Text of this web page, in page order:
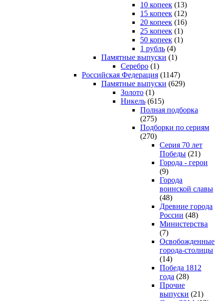
10 копеек (13)
15 копеек (12)
20 копеек (16)
25 копеек (1)
50 копеек (1)
1 рубль (4)
Памятные выпуски (1)
Серебро (1)
Российская Федерация (1147)
Памятные выпуски (629)
Золото (1)
Никель (615)
Полная подборка
(275)
Подборки по сериям
(270)
Серия 70 лет
Победы (21)
Города - герои
(9)
Города
воинской славы
(48)
Древние города
России (48)
Министерства
(7)
Освобожденные
города-столицы
(14)
Победа 1812
года (28)
Прочие
выпуски (21)